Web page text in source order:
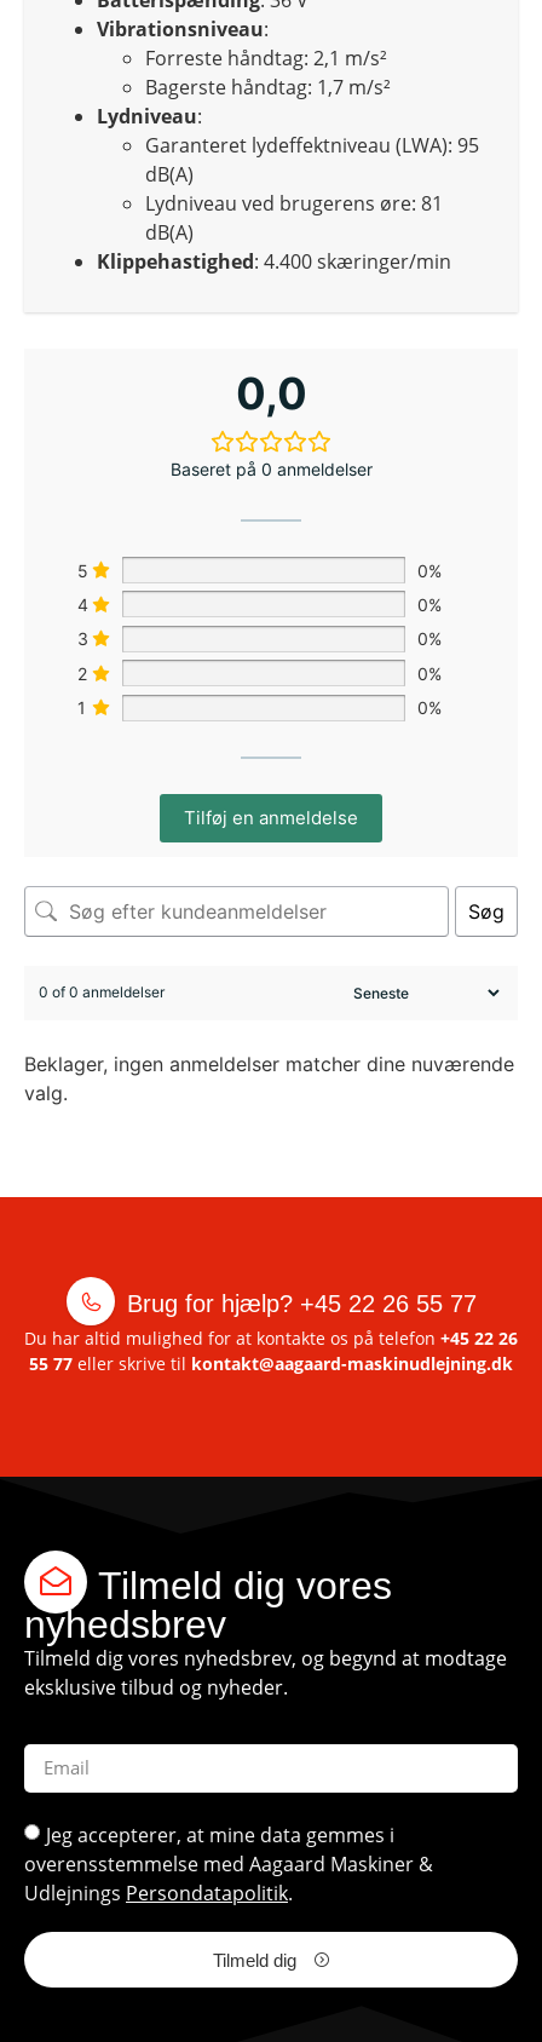
Vibrationsniveau:
Forreste håndtag: 2,1 m/s²
Bagerste håndtag: 1,7 m/s²
Lydniveau:
Garanteret lydeffektniveau (LWA): 95
dB(A)
Lydniveau ved brugerens øre: 81
dB(A)
Klippehastighed: 4.400 skæringer/min
0,0
Baseret på 0 anmeldelser
5
0%
4
0%
3
0%
2
0%
1
0%
Tilføj en anmeldelse
Søg
0 of 0 anmeldelser
Beklager, ingen anmeldelser matcher dine nuværende
valg.
Brug for hjælp? +45 22 26 55 77
Du har altid mulighed for at kontakte os på telefon +45 22 26
55 77 eller skrive til kontakt@aagaard-maskinudlejning.dk
Tilmeld dig vores
nyhedsbrev
Tilmeld dig vores nyhedsbrev, og begynd at modtage
eksklusive tilbud og nyheder.
Jeg accepterer, at mine data gemmes i
overensstemmelse med Aagaard Maskiner &
Udlejnings Persondatapolitik.
Tilmeld dig